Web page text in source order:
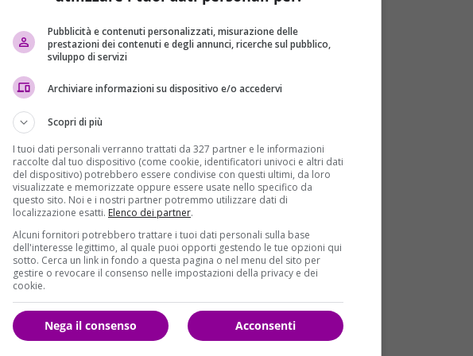
del successo? Ecco lo scatto
cambiata tantissimo. In proposito,non ha mai nascosto
Pubblicità e contenuti personalizzati, misurazione delle
prestazioni dei contenuti e degli annunci, ricerche sul pubblico,
sviluppo di servizi
Archiviare informazioni su dispositivo e/o accedervi
Scopri di più
I tuoi dati personali verranno trattati da 327 partner e le informazioni
raccolte dal tuo dispositivo (come cookie, identificatori univoci e altri dati
del dispositivo) potrebbero essere condivise con questi ultimi, da loro
visualizzate e memorizzate oppure essere usate nello specifico da
questo sito. Noi e i nostri partner potremmo utilizzare dati di
localizzazione esatti. Elenco dei partner.
Alcuni fornitori potrebbero trattare i tuoi dati personali sulla base
dell'interesse legittimo, al quale puoi opporti gestendo le tue opzioni qui
sotto. Cerca un link in fondo a questa pagina o nel menu del sito per
gestire o revocare il consenso nelle impostazioni della privacy e dei
cookie.
Acconsenti
Nega il consenso